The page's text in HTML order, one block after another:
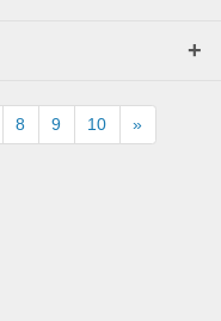
8 9 10 »Next